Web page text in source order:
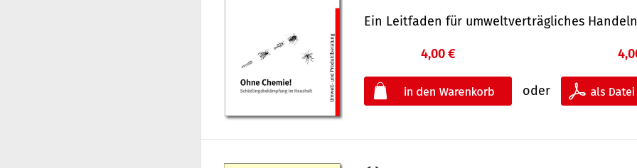
Ein Leitfaden für um­welt­ver­träg­liches Han­deln
4,00 €
oder